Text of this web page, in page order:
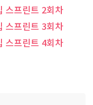
스프린트 2회차
스프린트 3회차
스프린트 4회차